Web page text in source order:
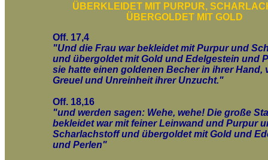
ÜBERKLEIDET MIT PURPUR,
ÜBERGOLDET MIT GOLD
Off. 17,4
"Und die Frau war bekleidet mit Purpur und
und übergoldet mit Gold und Edelgestein und
sie hatte einen goldenen Becher in ihrer Hand,
Greuel und Unreinheit ihrer Unzucht."
Off. 18,16
"und werden sagen: Wehe, wehe! Die große
bekleidet war mit feiner Leinwand und Purpur
Scharlachstoff und übergoldet mit Gold und
und Perlen"